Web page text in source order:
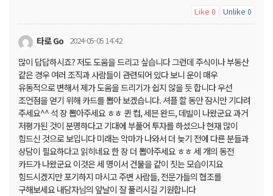
Like 0 Unlike 0
타로 Go 2024-05-05 14:42
많이 답답하시죠? 저도 도움을 드리고 싶습니다 그런데 주식이나 부동산
같은 경우 여러 조직과 사람들이 관련되어 있다 보니 운이 매우
유동적으로 변해서 제가 도움을 드리기가 쉽지 않을 듯 합니다 우선
조언점을 얻기 위해 카드를 뽑아 보겠습니다. 셔플 할 동안 잠시만 기다려
주세요^^ 석 장 뽑아주세요 ㅎㅎ 퀸 컵, 세븐 완드, 데빌이 나왔군요 과거
저평가된 것이 분명하다고 기대에 부풀어 투자를 하셨으나 현재 많이
힘드신 것으로 보입니다 미래는 악마가 나와서 더 늦기 전에 다른 분들과
상담이 필요하다고 읽히네요 한 장 더 뽑아주세요 ㅎㅎ 세 개의 동전
카드가 나왔군요 이것은 세 명이서 건물을 같이 짓는 모습이지요
힘드시겠지만 포기하지 마시고 주변 사람들, 전문가들의 협조를
구해보세요 내담자님의 앞날이 잘 풀리시길 기원합니다